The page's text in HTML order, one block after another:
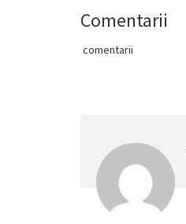
Comentarii
comentarii